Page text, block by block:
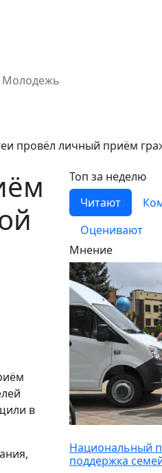
Молодежь
провёл личный приём
в
Топ за неделю
Читают
Оценивают
Мнение
Национальный
поддержка